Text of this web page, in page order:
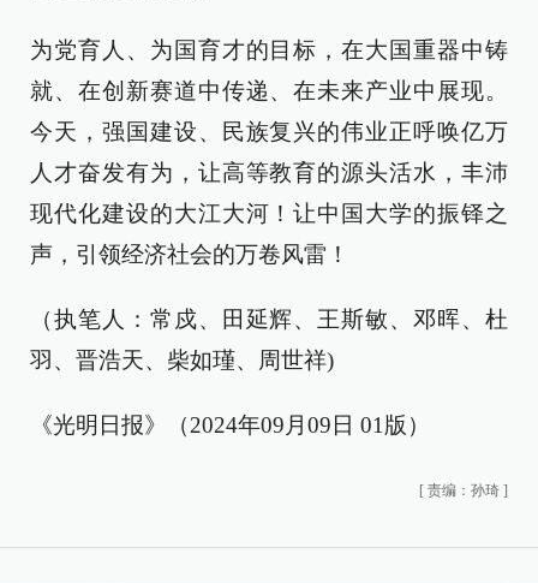
为党育人、为国育才的目标，在大国重器中铸
就、在创新赛道中传递、在未来产业中展现。
今天，强国建设、民族复兴的伟业正呼唤亿万
人才奋发有为，让高等教育的源头活水，丰沛
现代化建设的大江大河！让中国大学的振铎之
声，引领经济社会的万卷风雷！
（执笔人：常戍、田延辉、王斯敏、邓晖、杜
羽、晋浩天、柴如瑾、周世祥)
《光明日报》（2024年09月09日 01版）
[ 责编：孙琦 ]